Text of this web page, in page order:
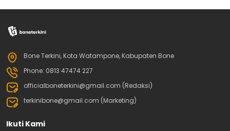
Bone Terkini, Kota Watampone, Kabupaten Bone
Phone: 0813 47474 227
officialboneterkini@gmail.com (Redaksi)
terkinibone@gmail.com (Marketing)
Ikuti Kami